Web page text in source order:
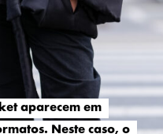
aparecem em
Neste caso, o
aparecem em
Neste caso, o